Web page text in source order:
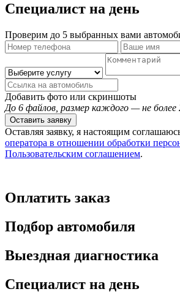
Специалист на день
Проверим до 5 выбранных вами
Добавить фото или скриншоты
До 6 файлов, размер каждого — не
Оставить заявку
Оставляя заявку, я настоящим
оператора в отношении обработки
Пользовательским соглашением.
Оплатить заказ
Подбор автомобиля
Выездная диагностика
Специалист на день